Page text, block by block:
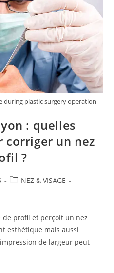
during plastic surgery operation
: quelles
corriger un nez
?
PostNEZ & VISAGE
de profil et perçoit un nez
esthétique mais aussi
de largeur peut